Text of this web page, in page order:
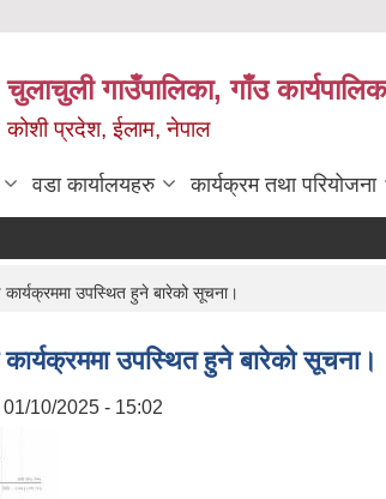
चुलाचुली गाउँपालिका, गाँउ
कोशी प्रदेश, ईलाम, नेपाल
वडा कार्यालयहरु कार्यक्रम तथा परियोजना
उपस्थित हुने बारेको सूचना।
उपस्थित हुने बारेको सूचना।
01/10/2025 - 15:02